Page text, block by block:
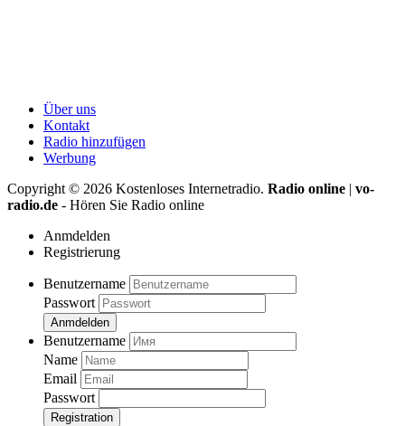
Über uns
Kontakt
Radio hinzufügen
Werbung
Copyright © 2026 Kostenloses Internetradio. Radio online | vo-
radio.de - Hören Sie Radio online
Anmdelden
Registrierung
Benutzername
Passwort
Anmdelden
Benutzername
Name
Email
Passwort
Registration